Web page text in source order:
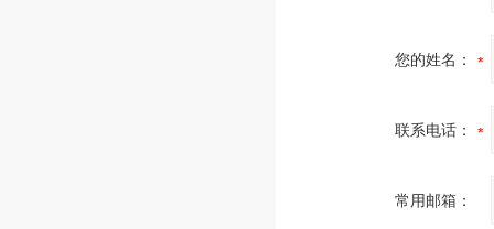
您的姓名：
联系电话：
常用邮箱：